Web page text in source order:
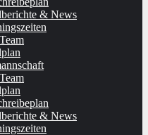
& News
& News